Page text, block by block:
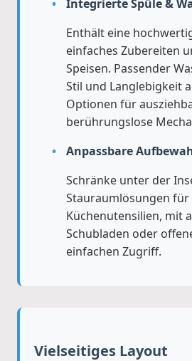
Integrierte Spüle &
Enthält eine
einfaches Zubereiten
Speisen. Passender
Stil und Langlebigkeit
Optionen für
berührungslose
Anpassbare
Schränke unter der
Stauraumlösungen für
Küchenutensilien, mit
Schubladen oder
einfachen Zugriff.
Vielseitiges Layout